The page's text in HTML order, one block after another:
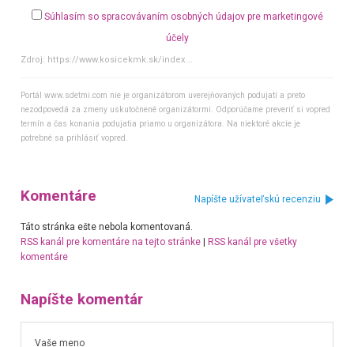
Súhlasím so spracovávaním osobných údajov pre marketingové
účely
Zdroj: https://www.kosicekmk.sk/index...
Portál www.sdetmi.com nie je organizátorom uverejňovaných podujatí a preto
nezodpovedá za zmeny uskutočnené organizátormi. Odporúčame preveriť si vopred
termín a čas konania podujatia priamo u organizátora. Na niektoré akcie je
potrebné sa prihlásiť vopred.
Komentáre Napíšte užívateľskú recenziu
Táto stránka ešte nebola komentovaná.
RSS kanál pre komentáre na tejto stránke|
RSS kanál pre všetky
komentáre
Napíšte komentár
Vaše meno